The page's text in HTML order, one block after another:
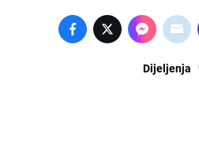
Dijeljenja